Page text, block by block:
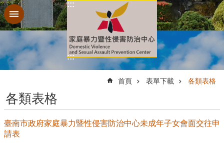
跳到主要內容區塊
:::
:::
首頁 表單下載 各類表格
各類表格
臺南市政府家庭暴力暨性侵害防治中心未成年子女會面交往申
請表